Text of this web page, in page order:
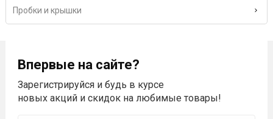
Пробки и крышки
Впервые на сайте?
Зарегистрируйся и будь в курсе
новых акций и скидок на любимые товары!